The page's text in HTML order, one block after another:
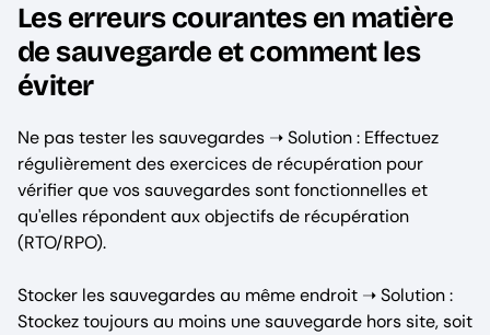
Les erreurs courantes en matière
de sauvegarde et comment les
éviter
Ne pas tester les sauvegardes ➝ Solution : Effectuez
régulièrement des exercices de récupération pour
vérifier que vos sauvegardes sont fonctionnelles et
qu'elles répondent aux objectifs de récupération
(RTO/RPO).
Stocker les sauvegardes au même endroit ➝ Solution :
Stockez toujours au moins une sauvegarde hors site, soit